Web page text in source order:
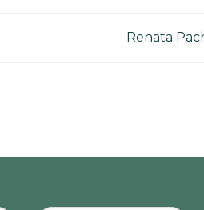
Renata